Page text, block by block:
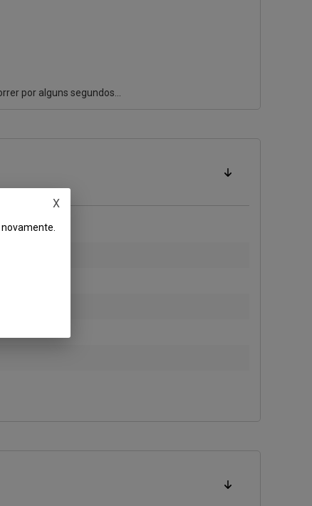
por alguns segundos...
X